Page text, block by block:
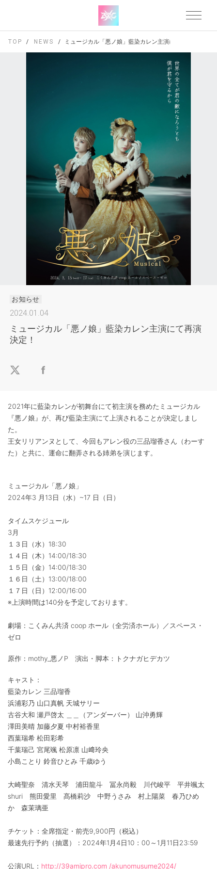
TOP NEWS ミュージカル「悪ノ娘」藍染カレン主演にて再演決定！
お知らせ
2024.01.04
ミュージカル「悪ノ娘」藍染カレン主演にて再演
決定！
2021年に藍染カレンが初舞台にて初主演を務めたミュージカル
『悪ノ娘』が、再び藍染主演にて上演されることが決定しまし
た。
王女リリアンヌとして、今回もアレン役の三品瑠香さん（わーす
た）と共に、運命に翻弄される姉弟を演じます。
ミュージカル「悪ノ娘」
2024年3 月13日（水）~17 日（日）
タイムスケジュール
3月
１３日（水）18:30
１４日（木）14:00/18:30
１５日（金）14:00/18:30
１６日（土）13:00/18:00
１７日（日）12:00/16:00
※上演時間は140分を予定しております。
劇場：こくみん共済 coop ホール（全労済ホール）／スペース・
ゼロ
原作：mothy_悪ノP 演出・脚本：トクナガヒデカツ
キャスト：
藍染カレン 三品瑠香
浜浦彩乃 山口真帆 天城サリー
古谷大和 瀬戸啓太 ＿＿（アンダーバー） 山沖勇輝
澤田美晴 加藤夕夏 中村裕香里
西葉瑞希 松田彩希
千葉瑞己 宮尾颯 松原凛 山﨑玲央
小島ことり 鈴音ひとみ 千歳ゆう
大崎聖奈 清水天琴 浦田龍斗 冨永尚毅 川代峻平 平井颯太
shuri 熊田愛里 髙橋莉沙 中野うさみ 村上陽菜 春乃ひめ
か 森茉璃亜
チケット：全席指定・前売9,900円（税込）
最速先行予約（抽選）：2024年1月4日10：00～1月11日23:59
公演URL： http://39amipro.com /akunomusume2024/